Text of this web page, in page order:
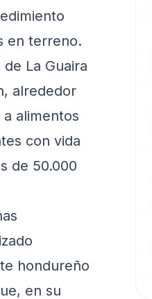
en terreno.
La Guaira
alrededor
alimentos
con vida
de 50.000
hondureño
en su